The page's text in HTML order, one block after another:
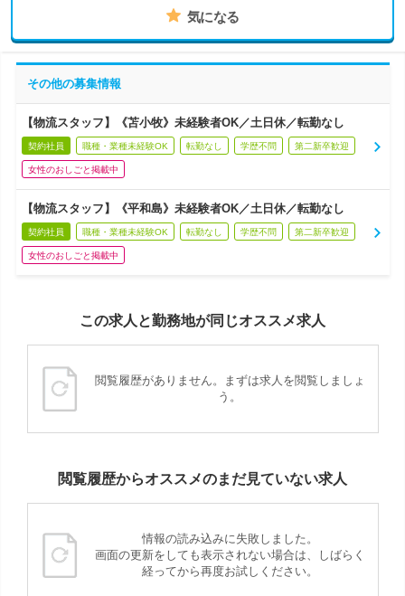
気になる
その他の募集情報
【物流スタッフ】《苫小牧》未経験者OK／土日休／転勤なし
契約社員 職種・業種未経験OK 転勤なし 学歴不問 第二新卒歓迎
女性のおしごと掲載中
【物流スタッフ】《平和島》未経験者OK／土日休／転勤なし
契約社員 職種・業種未経験OK 転勤なし 学歴不問 第二新卒歓迎
女性のおしごと掲載中
この求人と勤務地が同じオススメ求人
閲覧履歴がありません。まずは求人を閲覧しましょ
う。
閲覧履歴からオススメのまだ見ていない求人
情報の読み込みに失敗しました。
画面の更新をしても表示されない場合は、しばらく
経ってから再度お試しください。